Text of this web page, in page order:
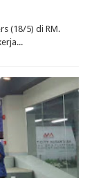
(18/5) di RM.